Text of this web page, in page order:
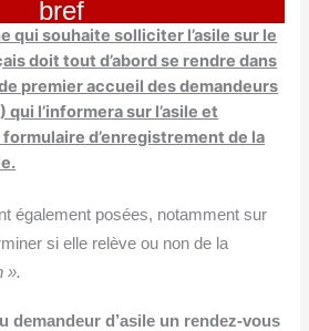
bref
qui souhaite solliciter l’asile sur le
doit tout d’abord se rendre dans
premier accueil des demandeurs
qui l’informera sur l’asile et
d’enregistrement de la
également posées, notamment sur
si elle relève ou non de la
».
demandeur d’asile un rendez-vous